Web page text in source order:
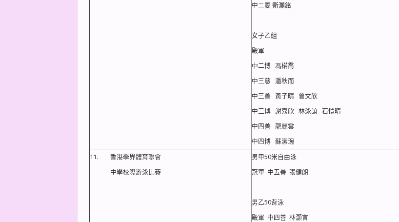
中二愛 衛灝銘
女子乙組
殿軍
中二博 馮楉喬
中三慈 潘秋而
中三善 黃子晴 曾文欣
中三博 謝嘉欣 林泳誼 石愷晴
中四善 龍麗雲
中四博 蘇潔琬
11. 香港學界體育聯會
中學校際游泳比賽
男甲50米自由泳
冠軍 中五善 張健朗
男乙50背泳
殿軍 中四善 林灝言